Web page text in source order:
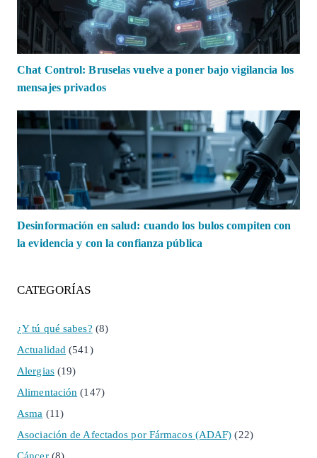
Chat Control: Bruselas vuelve a poner bajo vigilancia los
mensajes privados
Desinformación en salud: cuando los bulos compiten con
la evidencia y con la confianza pública
CATEGORÍAS
¿Y tú qué sabes? (8)
Actualidad (541)
Alergias(19)
Alimentación (147)
Asma (11)
Asociación de Afectados por Fármacos (ADAF) (22)
Cáncer(8)